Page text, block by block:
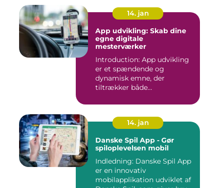
14. jan
App udvikling: Skab dine
egne digitale
mesterværker
Introduction: App udvikling
er et spændende og
dynamisk emne, der
tiltrækker både
14. jan
Danske Spil App - Gør
spiloplevelsen mobil
Indledning: Danske Spil App
er en innovativ
mobilapplikation udviklet af